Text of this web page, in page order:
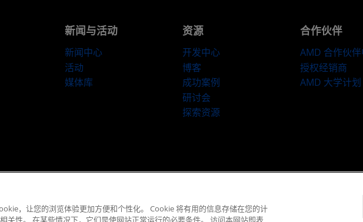
新闻与活动
新闻中心
活动
媒体库
资源
开发中心
博客
成功案例
研讨会
探索资源
合作伙伴
AMD 合作伙
授权经销商
AMD 大学计划
© 2026 Advanced Micro Devices, Inc.
，让您的浏览体验更加方便和个性化。 Cookie 将有用的信息存储在您的计
关性。 在某些情况下，它们是使网站正常运行的必要条件。 访问本网站即表